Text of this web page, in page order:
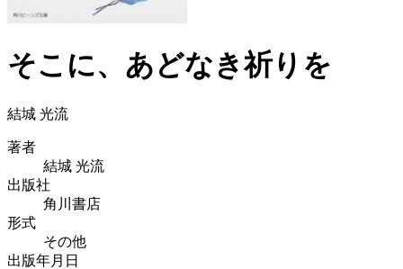
そこに、あどなき祈りを
結城 光流
著者
結城 光流
出版社
角川書店
形式
その他
出版年月日